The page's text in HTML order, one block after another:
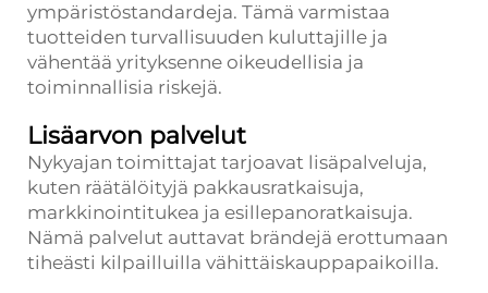
ympäristöstandardeja. Tämä varmistaa
tuotteiden turvallisuuden kuluttajille ja
vähentää yrityksenne oikeudellisia ja
toiminnallisia riskejä.
Lisäarvon palvelut
Nykyajan toimittajat tarjoavat lisäpalveluja,
kuten räätälöityjä pakkausratkaisuja,
markkinointitukea ja esillepanoratkaisuja.
Nämä palvelut auttavat brändejä erottumaan
tiheästi kilpailluilla vähittäiskauppapaikoilla.